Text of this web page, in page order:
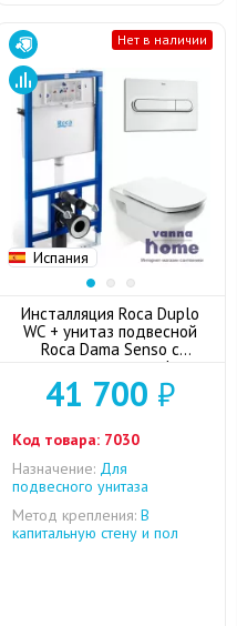
Испания
Нет в наличии
Инсталляция Roca Duplo
WC + унитаз подвесной
Roca Dama Senso с
сиденьем микролифт +
кнопка смыва
41 700 ₽
Код товара: 7030
Назначение: Для
подвесного унитаза
Метод крепления: В
капитальную стену и пол